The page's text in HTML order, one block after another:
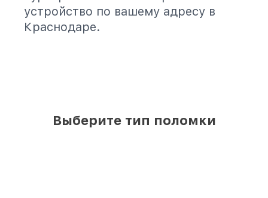
устройство по вашему адресу в
Краснодаре.
Выберите тип поломки